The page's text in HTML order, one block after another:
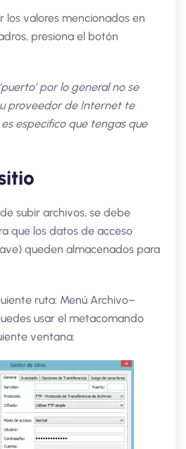
los valores mencionados en
presiona el botón
por lo general no se
proveedor de Internet te
especifico que tengas que
subir archivos, se debe
que los datos de acceso
queden almacenados para
ruta: Menú Archivo–
usar el metacomando
ventana: